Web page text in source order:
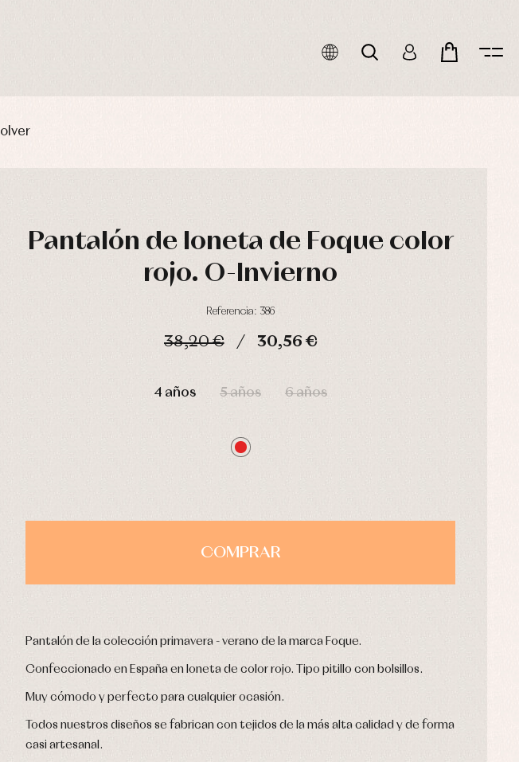
Pantalón de loneta de Foque color
rojo. O-Invierno
Referencia: 386
38,20 € 30,56 €
4 años 5 años 6 años
COMPRAR
Pantalón de la colección primavera - verano de la marca Foque.
Confeccionado en España en loneta de color rojo. Tipo pitillo con bolsillos.
Muy cómodo y perfecto para cualquier ocasión.
Todos nuestros diseños se fabrican con tejidos de la más alta calidad y de forma
casi artesanal.